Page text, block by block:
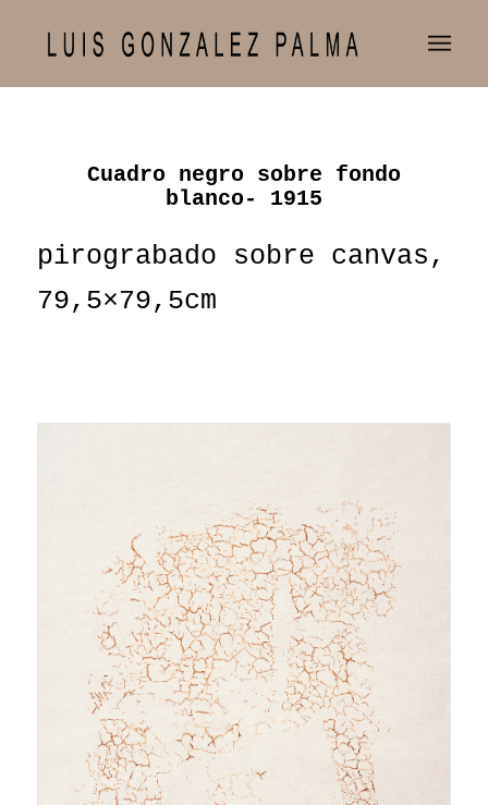
Cuadro negro sobre fondo
blanco- 1915
pirograbado sobre canvas,
79,5×79,5cm